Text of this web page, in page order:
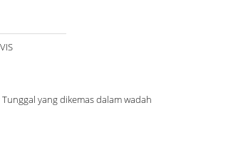
yang dikemas dalam wadah